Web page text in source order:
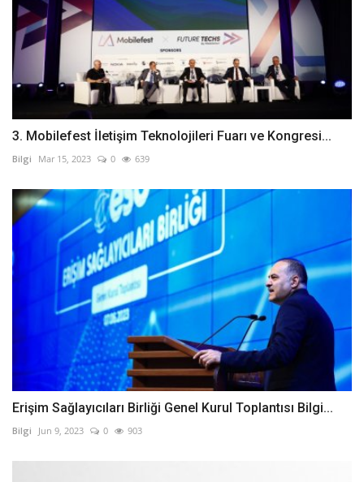
3. Mobilefest İletişim Teknolojileri Fuarı ve Kongresi...
Bilgi Mar 15, 2023 0 639
Erişim Sağlayıcıları Birliği Genel Kurul Toplantısı Bilgi...
Bilgi Jun 9, 2023 0 903